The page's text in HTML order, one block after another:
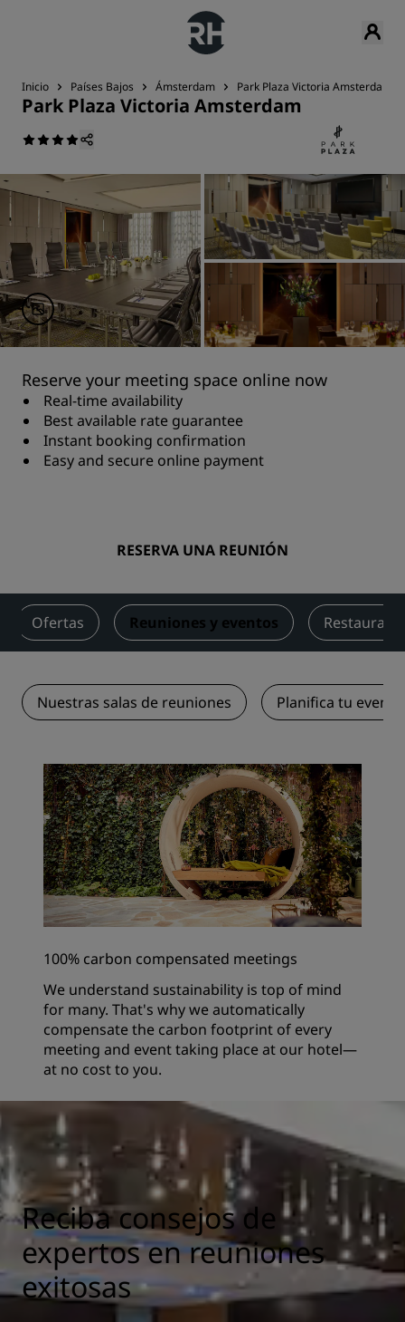
Inicio Países Bajos Ámsterdam Park Plaza Victoria Amsterdam
Park Plaza Victoria Amsterdam
Reserve your meeting space online now
Real-time availability
Best available rate guarantee
Instant booking confirmation
Easy and secure online payment
RESERVA UNA REUNIÓN
Ofertas Reuniones y eventos
Nuestras salas de reuniones Planifica tu evento
100% carbon compensated meetings
We understand sustainability is top of mind
for many. That's why we automatically
compensate the carbon footprint of every
meeting and event taking place at our hotel—
at no cost to you.
Reciba consejos de
expertos en reuniones
exitosas